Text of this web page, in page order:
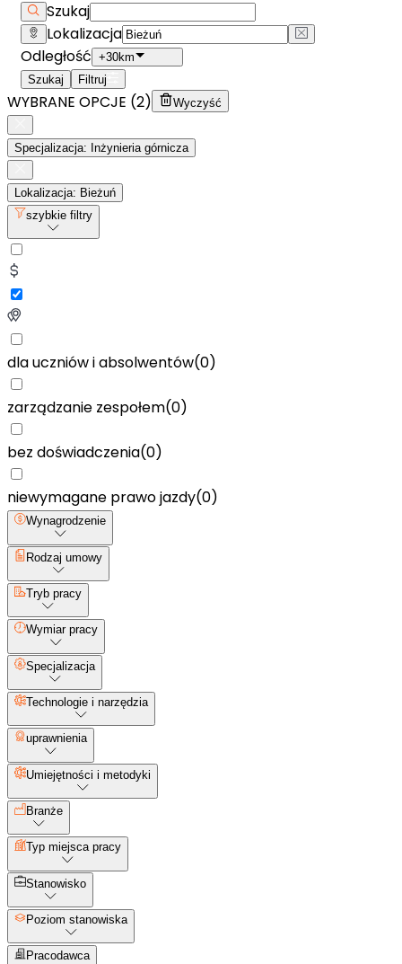
Szukaj
Lokalizacja
Odległość +30km
Szukaj
Filtruj
WYBRANE OPCJE (2) Wyczyść
Specjalizacja: Inżynieria górnicza
Lokalizacja: Bieżuń
szybkie filtry
dla uczniów i absolwentów(0)
zarządzanie zespołem(0)
bez doświadczenia(0)
niewymagane prawo jazdy(0)
Wynagrodzenie
Rodzaj umowy
Tryb pracy
Wymiar pracy
Specjalizacja
Technologie i narzędzia
uprawnienia
Umiejętności i metodyki
Branże
Typ miejsca pracy
Stanowisko
Poziom stanowiska
Pracodawca